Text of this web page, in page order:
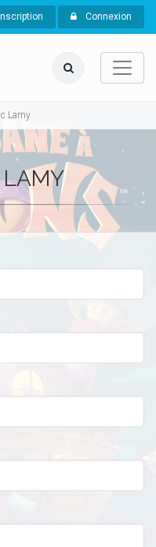
Inscription Connexion
Lamy
LAMY